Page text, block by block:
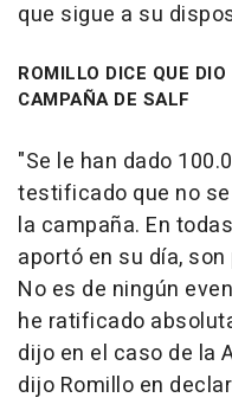
que sigue a su
ROMILLO DICE QUE
CAMPAÑA DE SALF
"Se le han dado
testificado que no
la campaña. En
aportó en su día,
No es de ningún
he ratificado
dijo en el caso de la
dijo Romillo en